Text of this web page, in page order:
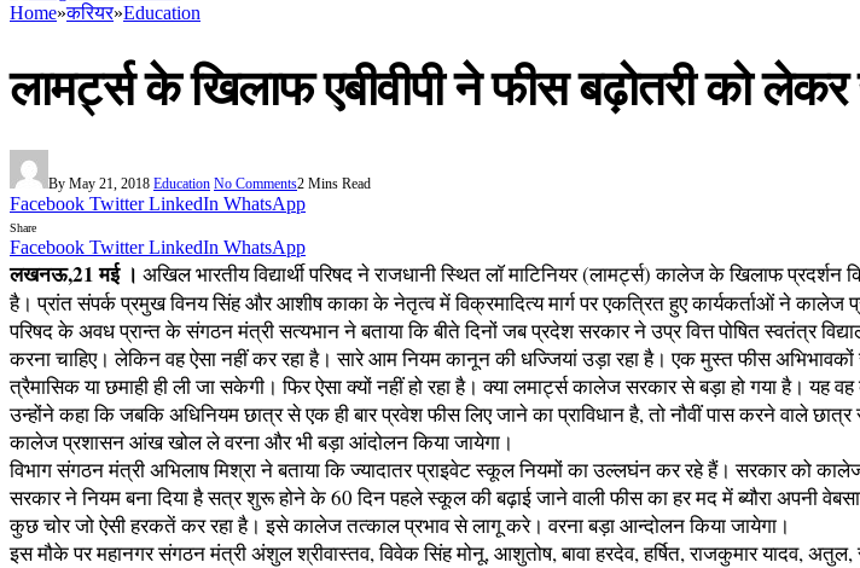
Home»करियर»Education
लामर्ट्स के खिलाफ एबीवीपी ने फीस बढ़ोतरी को लेकर
By May 21, 2018 Education No Comments2 Mins Read
Facebook Twitter LinkedIn WhatsApp
Share
Facebook Twitter LinkedIn WhatsApp
लखनऊ,21 मई । अखिल भारतीय विद्यार्थी परिषद ने राजधानी स्थित लाॅ माटिनियर (लामर्ट्स) कालेज के खिलाफ
है। प्रांत संपर्क प्रमुख विनय सिंह और आशीष काका के नेतृत्व में विक्रमादित्य मार्ग पर एकत्रित हुए कार्यकर्ताओं ने
परिषद के अवध प्रान्त के संगठन मंत्री सत्यभान ने बताया कि बीते दिनों जब प्रदेश सरकार ने उप्र वित्त पोषित स्वतंत्र
करना चाहिए। लेकिन वह ऐसा नहीं कर रहा है। सारे आम नियम कानून की धज्जियां उड़ा रहा है। एक मुस्त फीस
त्रैमासिक या छमाही ही ली जा सकेगी। फिर ऐसा क्यों नहीं हो रहा है। क्या लमार्ट्स कालेज सरकार से बड़ा हो गया है।
उन्होंने कहा कि जबकि अधिनियम छात्र से एक ही बार प्रवेश फीस लिए जाने का प्राविधान है, तो नौवीं पास करने वाले
कालेज प्रशासन आंख खोल ले वरना और भी बड़ा आंदोलन किया जायेगा।
विभाग संगठन मंत्री अभिलाष मिश्रा ने बताया कि ज्यादातर प्राइवेट स्कूल नियमों का उल्लघंन कर रहे हैं। सरकार को
सरकार ने नियम बना दिया है सत्र शुरू होने के 60 दिन पहले स्कूल की बढ़ाई जाने वाली फीस का हर मद में ब्यौरा अपनी
कुछ चोर जो ऐसी हरकतें कर रहा है। इसे कालेज तत्काल प्रभाव से लागू करे। वरना बड़ा आन्दोलन किया जायेगा।
इस मौके पर महानगर संगठन मंत्री अंशुल श्रीवास्तव, विवेक सिंह मोनू, आशुतोष, बावा हरदेव, हर्षित, राजकुमार यादव,